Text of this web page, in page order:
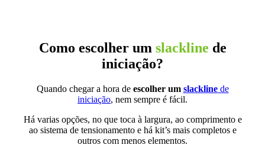
Como escolher um slackline de
iniciação?
Quando chegar a hora de escolher um slacklinede
iniciação, nem sempre é fácil.
Há varias opções, no que toca à largura, ao comprimento e
ao sistema de tensionamento e há kit’s mais completos e
outros com menos elementos.